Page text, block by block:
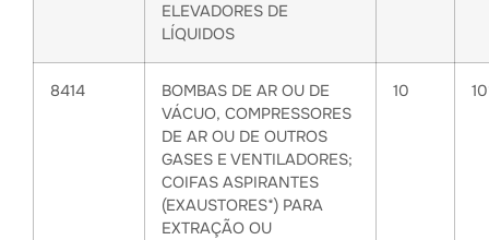
ELEVADORES DE
LÍQUIDOS
8414
BOMBAS DE AR OU DE
VÁCUO, COMPRESSORES
DE AR OU DE OUTROS
GASES E VENTILADORES;
COIFAS ASPIRANTES
(EXAUSTORES*) PARA
EXTRAÇÃO OU
10